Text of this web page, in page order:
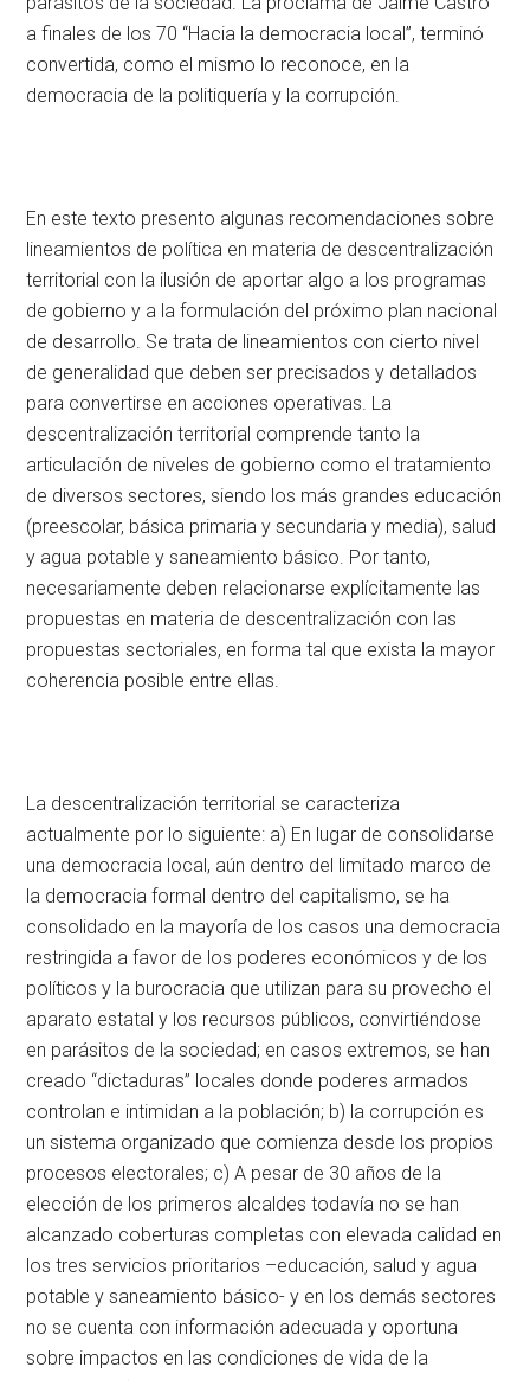
a finales de los 70 “Hacia la democracia local”, terminó
convertida, como el mismo lo reconoce, en la
democracia de la politiquería y la corrupción.
En este texto presento algunas recomendaciones sobre
lineamientos de política en materia de descentralización
territorial con la ilusión de aportar algo a los programas
de gobierno y a la formulación del próximo plan nacional
de desarrollo. Se trata de lineamientos con cierto nivel
de generalidad que deben ser precisados y detallados
para convertirse en acciones operativas. La
descentralización territorial comprende tanto la
articulación de niveles de gobierno como el tratamiento
de diversos sectores, siendo los más grandes educación
(preescolar, básica primaria y secundaria y media), salud
y agua potable y saneamiento básico. Por tanto,
necesariamente deben relacionarse explícitamente las
propuestas en materia de descentralización con las
propuestas sectoriales, en forma tal que exista la mayor
coherencia posible entre ellas.
La descentralización territorial se caracteriza
actualmente por lo siguiente: a) En lugar de consolidarse
una democracia local, aún dentro del limitado marco de
la democracia formal dentro del capitalismo, se ha
consolidado en la mayoría de los casos una democracia
restringida a favor de los poderes económicos y de los
políticos y la burocracia que utilizan para su provecho el
aparato estatal y los recursos públicos, convirtiéndose
en parásitos de la sociedad; en casos extremos, se han
creado “dictaduras” locales donde poderes armados
controlan e intimidan a la población; b) la corrupción es
un sistema organizado que comienza desde los propios
procesos electorales; c) A pesar de 30 años de la
elección de los primeros alcaldes todavía no se han
alcanzado coberturas completas con elevada calidad en
los tres servicios prioritarios –educación, salud y agua
potable y saneamiento básico- y en los demás sectores
no se cuenta con información adecuada y oportuna
sobre impactos en las condiciones de vida de la